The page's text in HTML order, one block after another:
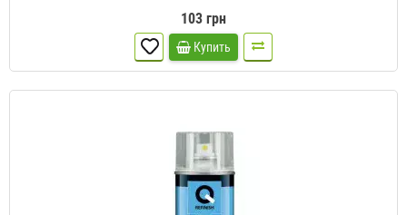
103 грн
Купить